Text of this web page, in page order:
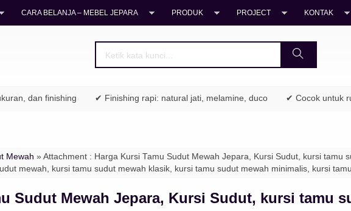
CARA BELANJA – MEBEL JEPARA PRODUK PROJECT KONTAK
dan finishing ✔ Finishing rapi: natural jati, melamine, duco ✔ Cocok untuk
Mewah » Attachment : Harga Kursi Tamu Sudut Mewah Jepara, Kursi Sudut, kursi tamu
mewah, kursi tamu sudut mewah klasik, kursi tamu sudut mewah minimalis, kursi
Sudut Mewah Jepara, Kursi Sudut, kursi tamu